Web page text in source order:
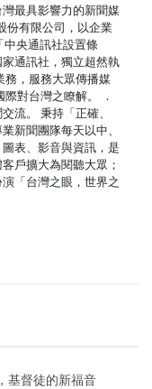
最具影響力的新聞媒
份有限公司，以企業
央通訊社設置條
通訊社，獨立超然執
務，服務大眾傳播媒
對台灣之瞭解。 ．
流。 秉持「正確、
新聞團隊每天以中、
表、影音與資訊，是
戶擴大為閱聽大眾；
「台灣之眼，世界之
基督徒的新福音